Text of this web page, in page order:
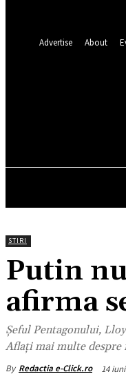
Advertise About
STIRI
Putin
afirma
Șeful Pentagonului,
Aflați mai multe
By Redactia e-Click.ro 14